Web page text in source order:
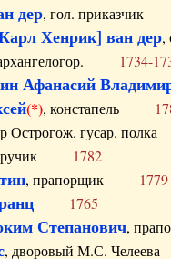
дер, гол. приказчик
Хенрик] ван дер,
архангелогор. 1734-
Афанасий
(*), констапель
Острогож. гусар.
1782
, прапорщик 1779
1765
Степанович,
, дворовый М.С.